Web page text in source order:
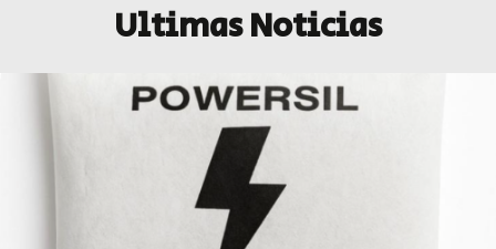
Ultimas Noticias